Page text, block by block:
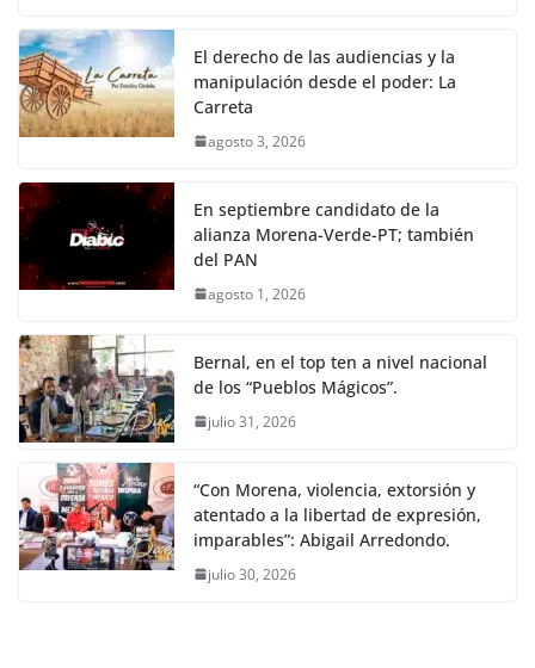
El derecho de las audiencias y la
manipulación desde el poder: La
Carreta
agosto 3, 2026
En septiembre candidato de la
alianza Morena-Verde-PT; también
del PAN
agosto 1, 2026
Bernal, en el top ten a nivel nacional
de los “Pueblos Mágicos”.
julio 31, 2026
“Con Morena, violencia, extorsión y
atentado a la libertad de expresión,
imparables”: Abigail Arredondo.
julio 30, 2026